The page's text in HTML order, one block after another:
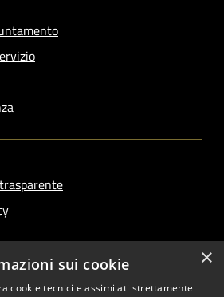
×
sui cookie
cookie tecnici e assimilati strettamente